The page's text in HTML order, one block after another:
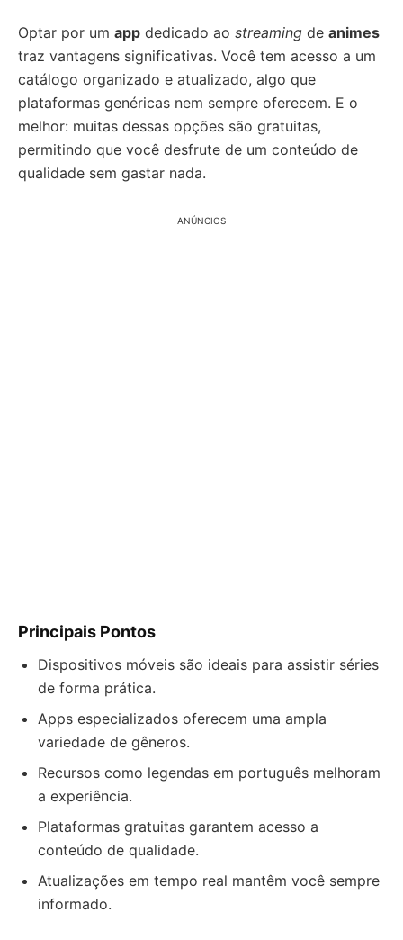
Optar por um app dedicado ao streaming de animes
traz vantagens significativas. Você tem acesso a um
catálogo organizado e atualizado, algo que
plataformas genéricas nem sempre oferecem. E o
melhor: muitas dessas opções são gratuitas,
permitindo que você desfrute de um conteúdo de
qualidade sem gastar nada.
ANÚNCIOS
Principais Pontos
Dispositivos móveis são ideais para assistir séries
de forma prática.
Apps especializados oferecem uma ampla
variedade de gêneros.
Recursos como legendas em português melhoram
a experiência.
Plataformas gratuitas garantem acesso a
conteúdo de qualidade.
Atualizações em tempo real mantêm você sempre
informado.